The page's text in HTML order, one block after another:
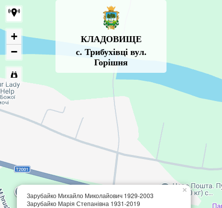
КЛАДОВИЩЕ
с. Трибухівці вул.
Горішня
Зарубайко Михайло Миколайович 1929-2003
Зарубайко Марія Степанівна 1931-2019
×
+
−